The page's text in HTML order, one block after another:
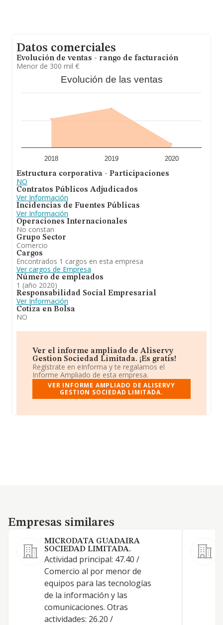
Datos comerciales
Evolución de ventas - rango de facturación
Menor de 300 mil €
Evolución de las ventas
2018 2019 2020
Estructura corporativa - Participaciones
NO
Contratos Públicos Adjudicados
Ver Información
Incidencias de Fuentes Públicas
Ver Información
Operaciones Internacionales
No constan
Grupo Sector
Comercio
Cargos
Encontrados 1 cargos en esta empresa
Ver cargos de Empresa
Número de empleados
1 (año 2020)
Responsabilidad Social Empresarial
Ver Información
Cotiza en Bolsa
NO
Ver el informe ampliado de Aliservy
Gestion Sociedad Limitada. ¡Es gratis!
Regístrate en eInforma y te regalamos el
Informe Ampliado de esta empresa.
VER INFORME AMPLIADO DE ALISERVY
GESTION SOCIEDAD LIMITADA.
Empresas similares
Empresas similares
MICRODATA GUADAIRA
SOCIEDAD LIMITADA.
Actividad principal: 47.40 /
Comercio al por menor de
equipos para las tecnologías
de la información y las
comunicaciones. Otras
actividades: 26.20 /